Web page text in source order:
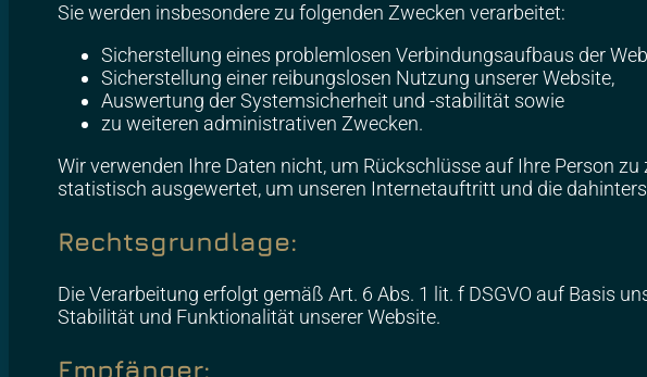
Sie werden insbesondere zu folgenden Zwecken verarbeitet:
Sicherstellung eines problemlosen Verbindungsaufbaus der
Sicherstellung einer reibungslosen Nutzung unserer Website,
Auswertung der Systemsicherheit und -stabilität sowie
zu weiteren administrativen Zwecken.
Wir verwenden Ihre Daten nicht, um Rückschlüsse auf Ihre Person
statistisch ausgewertet, um unseren Internetauftritt und die
Rechtsgrundlage:
Die Verarbeitung erfolgt gemäß Art. 6 Abs. 1 lit. f DSGVO auf Basis
Stabilität und Funktionalität unserer Website.
Empfänger: